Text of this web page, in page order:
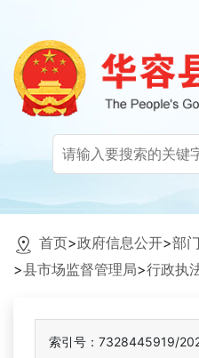
首页>政府信息公开>部
>县市场监督管理局>行政执
索引号：7328445919/